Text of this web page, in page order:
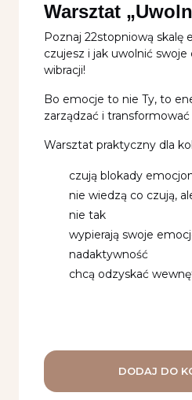
Warsztat
Poznaj 22stopniową skalę
czujesz i jak uwolnić swoje
wibracji!
Bo emocje to nie Ty, to
zarządzać i
Warsztat praktyczny dla
czują blokady
nie wiedzą co czują,
nie tak
wypierają swoje
nadaktywność
chcą odzyskać
DODAJ DO